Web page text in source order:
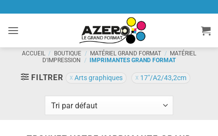
contenu
ACCUEIL / BOUTIQUE / MATÉRIEL GRAND FORMAT / MATÉRIEL
D'IMPRESSION
/ IMPRIMANTES GRAND FORMAT
FILTRER Arts graphiques 17"/A2/43,2cm